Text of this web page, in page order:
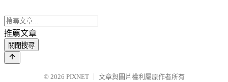
推薦文章
關閉搜尋
© 2026 PIXNET
文章與圖片權利屬原作者所有